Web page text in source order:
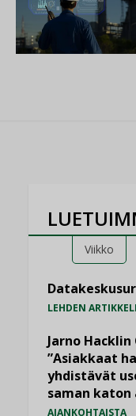
Viikko
LEHDEN
Jarno
”Asiakkaat
yhdistävät
saman katon
AJANKOHTAISTA